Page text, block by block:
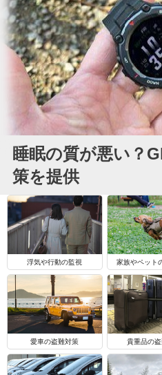
睡眠の質が悪い？
策を提供
浮気や行動の監視 家族やペット
愛車の盗難対策 貴重品の